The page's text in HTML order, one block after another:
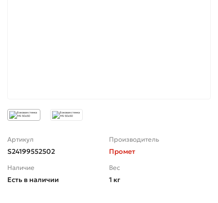
Артикул
S24199552502
Производитель
Промет
Наличие
Есть в наличии
Вес
1 кг